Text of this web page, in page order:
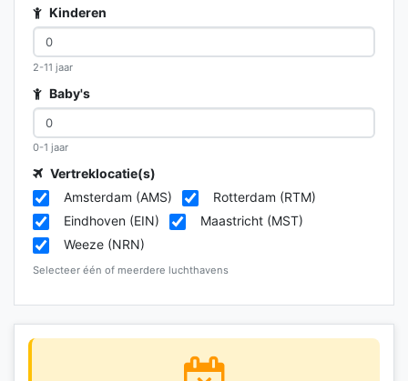
Kinderen
2-11 jaar
Baby's
0-1 jaar
Vertreklocatie(s)
Amsterdam (AMS)
Rotterdam (RTM)
Eindhoven (EIN)
Maastricht (MST)
Weeze (NRN)
Selecteer één of meerdere luchthavens